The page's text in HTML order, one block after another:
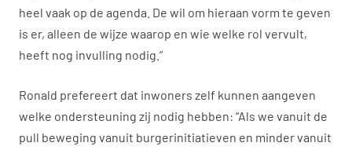
heel vaak op de agenda. De wil om hieraan vorm te geven
is er, alleen de wijze waarop en wie welke rol vervult,
heeft nog invulling nodig.”
Ronald prefereert dat inwoners zelf kunnen aangeven
welke ondersteuning zij nodig hebben: “Als we vanuit de
pull beweging vanuit burgerinitiatieven en minder vanuit